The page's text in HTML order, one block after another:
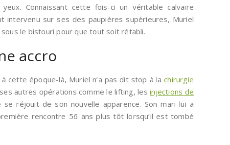
Connaissant cette fois-ci un véritable calvaire
intervenu sur ses des paupières supérieures, Muriel
le bistouri pour que tout soit rétabli.
accro
cette époque-là, Muriel n’a pas dit stop à lachirurgie
autres opérations comme le lifting, lesinjections de
réjouit de son nouvelle apparence. Son mari lui a
rencontre 56 ans plus tôt lorsqu’il est tombé